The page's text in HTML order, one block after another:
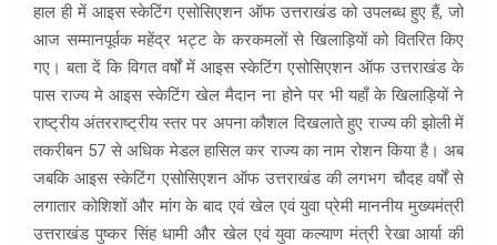
हाल ही में आइस स्केटिंग एसोसिएशन ऑफ उत्तराखंड को उपलब्ध हुए हैं, जो
आज सम्मानपूर्वक महेंद्र भट्ट के करकमलों से खिलाड़ियों को वितरित किए
गए। बता दें कि विगत वर्षों में आइस स्केटिंग एसोसिएशन ऑफ उत्तराखंड के
पास राज्य मे आइस स्केटिंग खेल मैदान ना होने पर भी यहाँ के खिलाड़ियों ने
राष्ट्रीय अंतरराष्ट्रीय स्तर पर अपना कौशल दिखलाते हुए राज्य की झोली में
तकरीबन 57 से अधिक मेडल हासिल कर राज्य का नाम रोशन किया है। अब
जबकि आइस स्केटिंग एसोसिएशन ऑफ उत्तराखंड की लगभग चौदह वर्षों से
लगातार कोशिशों और मांग के बाद एवं खेल एवं युवा प्रेमी माननीय मुख्यमंत्री
उत्तराखंड पुष्कर सिंह धामी और खेल एवं युवा कल्याण मंत्री रेखा आर्या की